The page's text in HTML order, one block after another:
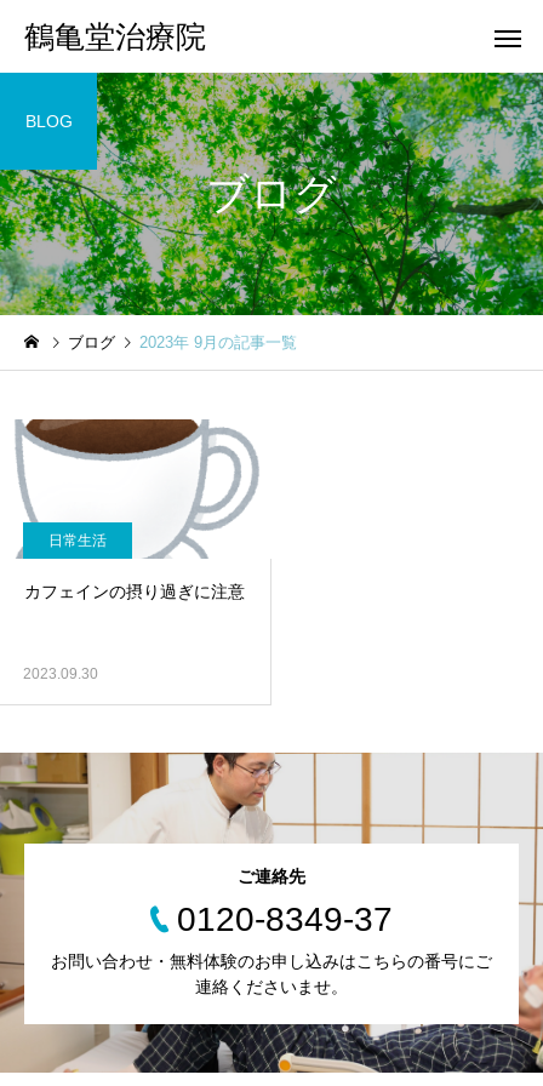
鶴亀堂治療院
ブログ
BLOG
ブログ 2023年 9月の記事一覧
日常生活
カフェインの摂り過ぎに注意
2023.09.30
ご連絡先
0120-8349-37
お問い合わせ・無料体験のお申し込みはこちらの番号にご
連絡くださいませ。